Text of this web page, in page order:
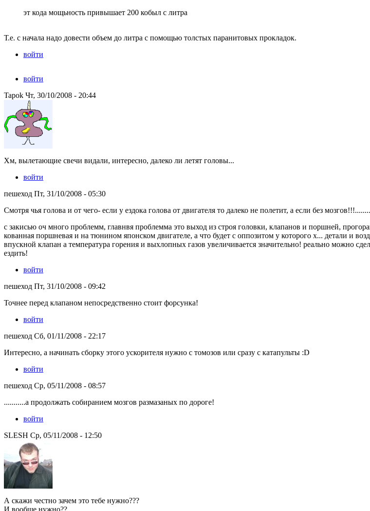
эт кода мощьность привышает 200 кобыл с литра
Т.е. с начала надо довести объем до литра с помощью толстых паранитовых прокладок.
войти
войти
Tapok Чт, 30/10/2008 - 20:44
Хм, вылетающие свечи видали, интересно, далеко ли летят головы...
войти
пешеход Пт, 31/10/2008 - 05:30
Смотря чья голова и от чего- если у ездока голова от двигателя то далеко не полетит, а если без
с закисью оч много проблемм, главнвя проблемма это выход из строя головки, клапанов и поршней,
кованная поршневая и на тюнином японском двигателе, а что будет с оппозитом у которого х... детали и
впускной клапан а температура горения и выхлопных газов увеличивается значительно! реально можно
ездить!
войти
пешеход Пт, 31/10/2008 - 09:42
Точнее перед клапаном непосредственно стоит форсунка!
войти
пешеход Сб, 01/11/2008 - 22:17
Интересно, а начинать сборку этого ускорителя нужно с томозов или сразу с катапульты :D
войти
пешеход Ср, 05/11/2008 - 08:57
...........а продолжать собиранием мозгов размазаных по дороге!
войти
SLESH Ср, 05/11/2008 - 12:50
А скажи честно зачем это тебе нужно???